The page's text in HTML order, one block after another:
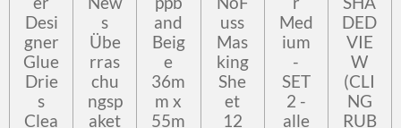
Desi
gner
Glue
Drie
s
Clea
s
Übe
rras
chu
ngsp
aket
and
Beig
e
36m
m x
55m
uss
Mas
king
She
et
12
Med
ium
-
SET
2 -
alle
DED
VIE
W
(CLI
NG
RUB